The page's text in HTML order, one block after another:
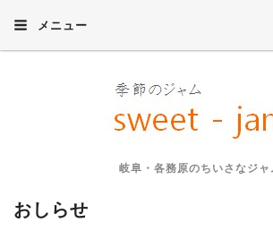
メニュー
岐阜・各務原のちいさなジャ
おしらせ